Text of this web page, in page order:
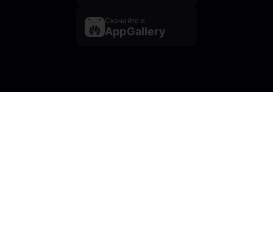
Скачайте в
AppGallery